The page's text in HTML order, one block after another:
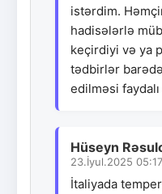
istərdim.
hadisələrlə
keçirdiyi və ya
tədbirlər
edilməsi faydalı
Hüseyn
23.İyul.2025 05:17
İtaliyada